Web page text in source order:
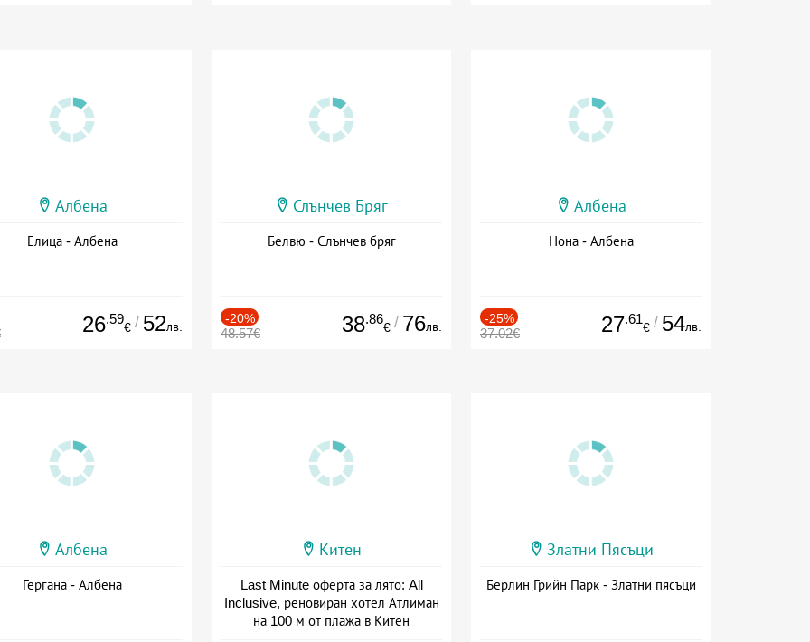
Албена
Елица - Албена
26.59
€ / 52лв.
Слънчев Бряг
Белвю - Слънчев бряг
-20%
48.57€ 38.86
€ / 76лв.
Албена
Нона - Албена
-25%
37.02€ 27.61
€ / 54лв.
Албена
Гергана - Албена
Китен
Last Minute оферта за лято: All
Inclusive, реновиран хотел Атлиман
на 100 м от плажа в Китен
Златни Пясъци
Берлин Грийн Парк - Златни пясъци